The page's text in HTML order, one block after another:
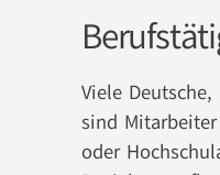
Viele
sind
oder